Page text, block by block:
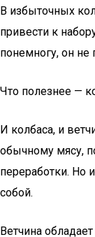
В избыточных
привести к
понемногу, он не
Что полезнее —
И колбаса, и
обычному мясу,
переработки. Но
собой.
Ветчина